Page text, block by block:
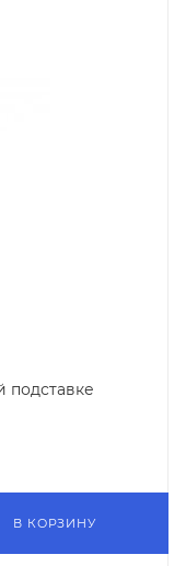
подставке
В КОРЗИНУ